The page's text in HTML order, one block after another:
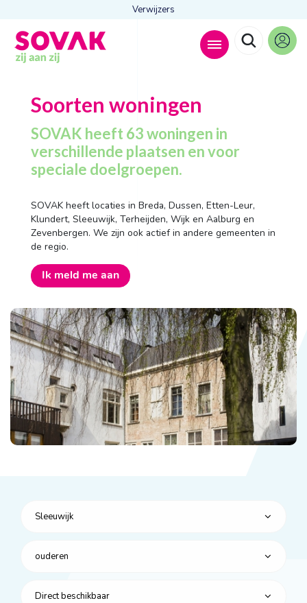
Verwijzers
Anderen zochten ook
Wonen
Dagbesteding
Behandelingen
Contact
Soorten woningen
SOVAK heeft 63 woningen in
verschillende plaatsen en voor
speciale doelgroepen.
SOVAK heeft locaties in Breda, Dussen, Etten-Leur,
Klundert, Sleeuwijk, Terheijden, Wijk en Aalburg en
Zevenbergen. We zijn ook actief in andere gemeenten in
de regio.
Ik meld me aan
Sleeuwijk
ouderen
Direct beschikbaar